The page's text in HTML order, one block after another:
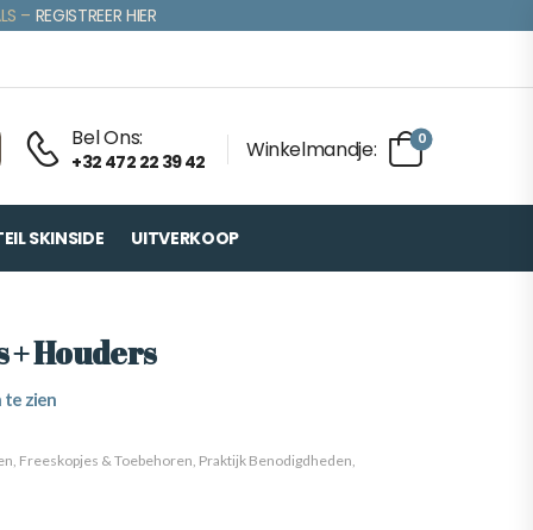
– REGISTREER HIER
Bel Ons:
+32 472 22 39 42 Winkelmandje: 0
SKINSIDE UITVERKOOP
Houders
te zien
, Freeskopjes & Toebehoren, Praktijk Benodigdheden,